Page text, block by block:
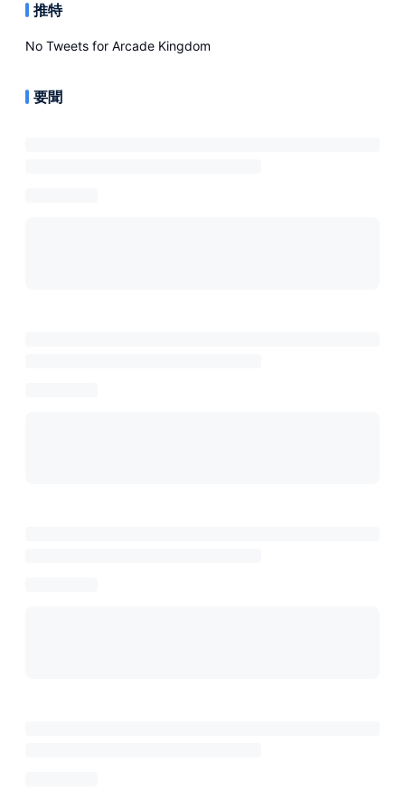
推特
No Tweets for Arcade Kingdom
要聞